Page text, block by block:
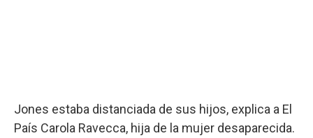
Jones estaba distanciada de sus hijos, explica a El
País Carola Ravecca, hija de la mujer desaparecida.